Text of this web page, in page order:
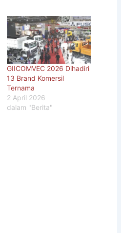
GIICOMVEC 2026 Dihadiri
13 Brand Komersil
Ternama
2 April 2026
dalam "Berita"